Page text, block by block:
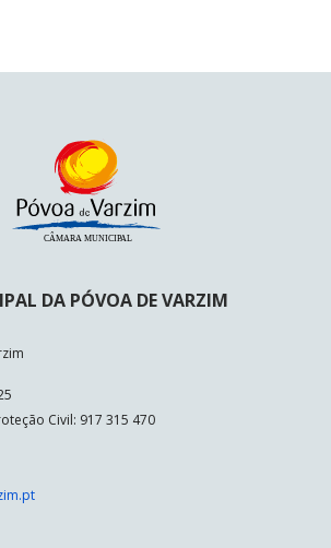
DA PÓVOA DE VARZIM
Civil: 917 315 470